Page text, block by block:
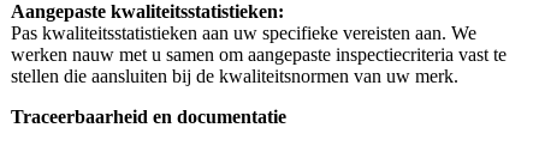
Aangepaste kwaliteitsstatistieken:
Pas kwaliteitsstatistieken aan uw specifieke vereisten aan. We
werken nauw met u samen om aangepaste inspectiecriteria vast te
stellen die aansluiten bij de kwaliteitsnormen van uw merk.
Traceerbaarheid en documentatie